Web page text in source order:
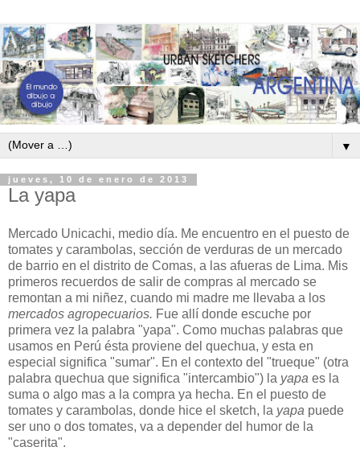
▼
jueves, 10 de enero de 2013
La yapa
Mercado Unicachi, medio día. Me encuentro en el puesto de
tomates y carambolas, sección de verduras de un mercado
de barrio en el distrito de Comas, a las afueras de Lima. Mis
primeros recuerdos de salir de compras al mercado se
remontan a mi niñez, cuando mi madre me llevaba a los
mercados agropecuarios. Fue allí donde escuche por
primera vez la palabra "yapa". Como muchas palabras que
usamos en Perú ésta proviene del quechua, y esta en
especial significa "sumar". En el contexto del "trueque" (otra
palabra quechua que significa "intercambio") la yapa es la
suma o algo mas a la compra ya hecha. En el puesto de
tomates y carambolas, donde hice el sketch, la yapa puede
ser uno o dos tomates, va a depender del humor de la
"caserita".